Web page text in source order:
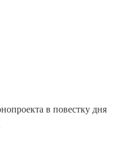
в повестку дня